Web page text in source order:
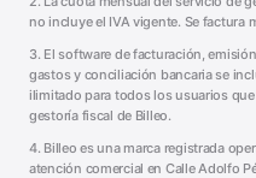
no incluye el IVA vigente. Se factura
3. El software de facturación,
gastos y conciliación bancaria se
ilimitado para todos los usuarios
gestoría fiscal de Billeo.
4. Billeo es una marca registrada
atención comercial en Calle Adolfo